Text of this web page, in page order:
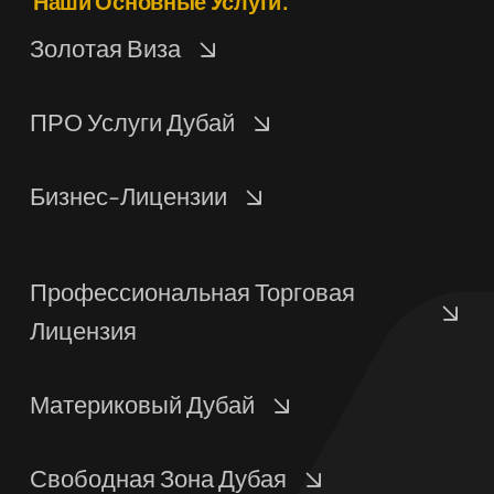
Золотая Виза
ПРО Услуги Дубай
Бизнес-Лицензии
Профессиональная Торговая
Лицензия
Материковый Дубай
Свободная Зона Дубая